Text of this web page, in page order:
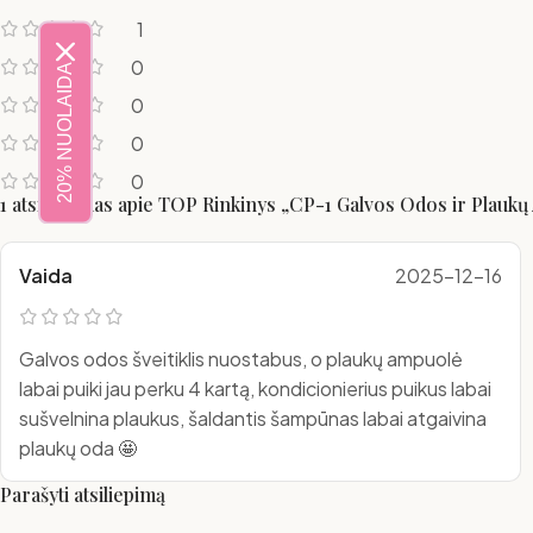
1
0
0
0
0
1 atsiliepimas apie TOP Rinkinys „CP-1 Galvos Odos ir Plaukų
Vaida 2025-12-16
Galvos odos šveitiklis nuostabus, o plaukų ampuolė
labai puiki jau perku 4 kartą, kondicionierius puikus labai
sušvelnina plaukus, šaldantis šampūnas labai atgaivina
plaukų oda 🤩
Parašyti atsiliepimą
20% NUOLAIDA